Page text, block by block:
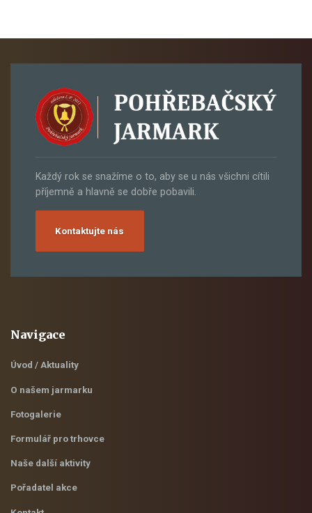
Každý rok se snažíme o to, aby se u nás všichni cítili
příjemně a hlavně se dobře pobavili.
Kontaktujte nás
Navigace
Úvod / Aktuality
O našem jarmarku
Fotogalerie
Formulář pro trhovce
Naše další aktivity
Pořadatel akce